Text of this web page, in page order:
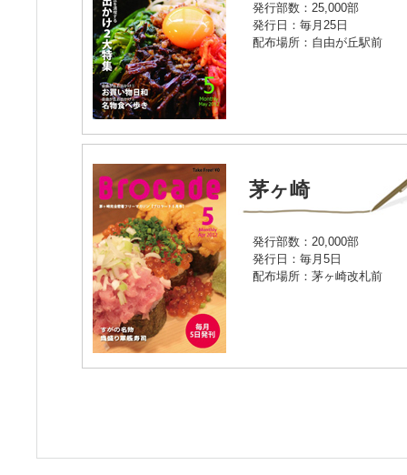
発行部数：25,000部
発行日：毎月25日
配布場所：自由が丘駅前
茅ヶ崎
発行部数：20,000部
発行日：毎月5日
配布場所：茅ヶ崎改札前